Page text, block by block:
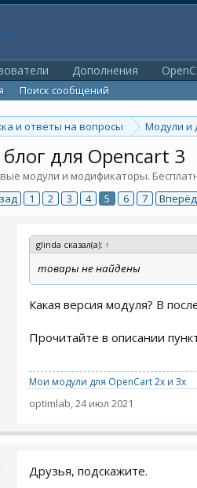
и ответы на вопросы Модули и
для Opencart 3
модули и модификаторы.
1 2 3 4 5 6 7
glinda сказал(а): ↑
товары не найдены
Какая версия модуля? В
Прочитайте в описании
Мои модули для OpenCart 2x и 3x
optimlab,24 июл 2021
Друзья, подскажите.
Поиск сообщений
Дополнения